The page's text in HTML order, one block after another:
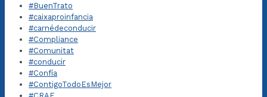
#BuenTrato
#caixaproinfancia
#carnédeconducir
#Compliance
#Comunitat
#conducir
#Confía
#ContigoTodoEsMejor